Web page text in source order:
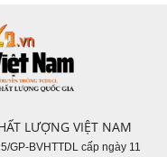
LƯỢNG VIỆT NAM
GP-BVHTTDL cấp ngày 11